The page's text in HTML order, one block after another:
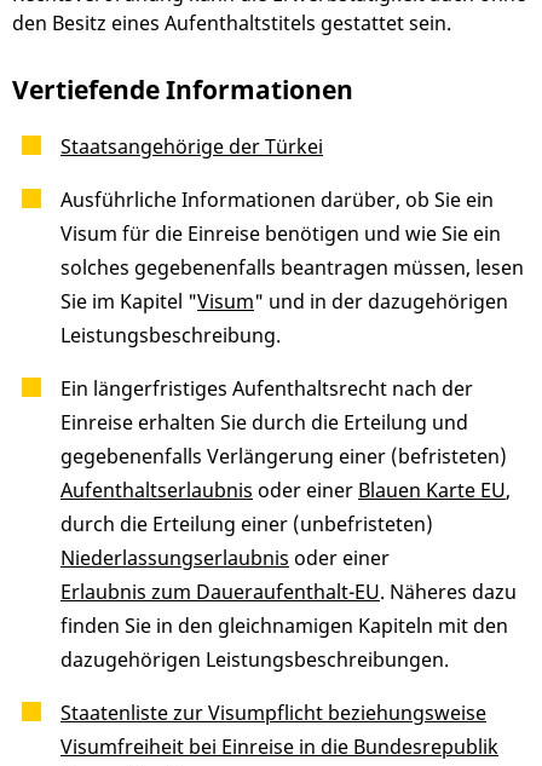
den Besitz eines Aufenthaltstitels gestattet sein.
Vertiefende Informationen
Staatsangehörige der Türkei
Ausführliche Informationen darüber, ob Sie ein
Visum für die Einreise benötigen und wie Sie ein
solches gegebenenfalls beantragen müssen, lesen
Sie im Kapitel "Visum" und in der dazugehörigen
Leistungsbeschreibung.
Ein längerfristiges Aufenthaltsrecht nach der
Einreise erhalten Sie durch die Erteilung und
gegebenenfalls Verlängerung einer (befristeten)
Aufenthaltserlaubnis oder einer Blauen Karte EU,
durch die Erteilung einer (unbefristeten)
Niederlassungserlaubnis oder einer
Erlaubnis zum Daueraufenthalt-EU. Näheres dazu
finden Sie in den gleichnamigen Kapiteln mit den
dazugehörigen Leistungsbeschreibungen.
Staatenliste zur Visumpflicht beziehungsweise
Visumfreiheit bei Einreise in die Bundesrepublik